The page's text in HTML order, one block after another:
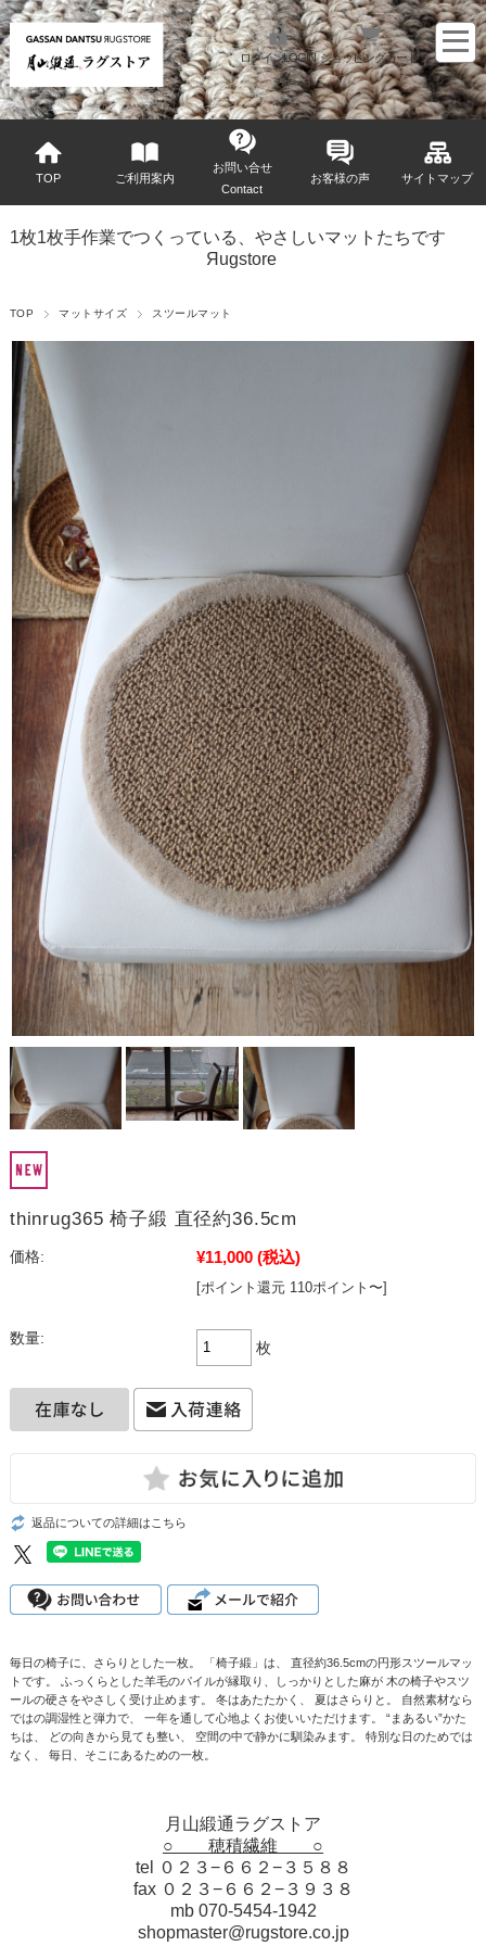
ログインLOGIN ショッピングカート
TOP ご利用案内
お問い合せ
Contact
お客様の声 サイトマップ
1枚1枚手作業でつくっている、やさしいマットたちです
Яugstore
TOP マットサイズ スツールマット
thinrug365 椅子緞 直径約36.5cm
価格: ¥11,000 (税込)
[ポイント還元 110ポイント〜]
数量:
枚
返品についての詳細はこちら
毎日の椅子に、さらりとした一枚。 「椅子緞」は、 直径約36.5cmの円形スツールマッ
トです。 ふっくらとした羊毛のパイルが縁取り、しっかりとした麻が 木の椅子やスツ
ールの硬さをやさしく受け止めます。 冬はあたたかく、 夏はさらりと。 自然素材なら
ではの調湿性と弾力で、 一年を通して心地よくお使いいただけます。 “まあるい”かた
ちは、 どの向きから見ても整い、 空間の中で静かに馴染みます。 特別な日のためでは
なく、 毎日、そこにあるための一枚。
月山緞通ラグストア
○ 穂積繊維 ○
tel ０２３−６６２−３５８８
fax ０２３−６６２−３９３８
mb 070-5454-1942
shopmaster@rugstore.co.jp